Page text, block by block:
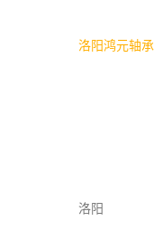
洛阳鸿元轴承
洛阳